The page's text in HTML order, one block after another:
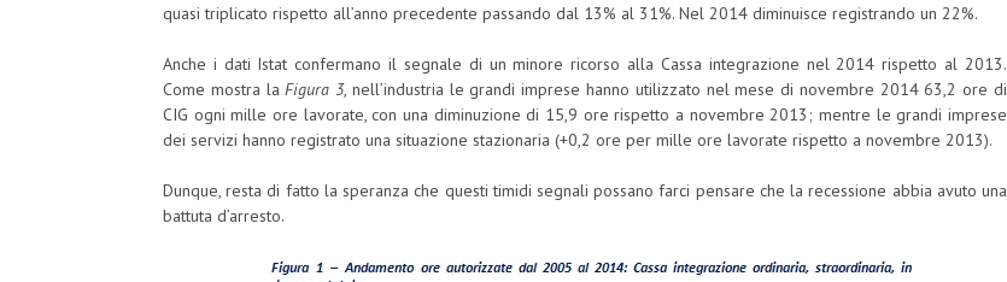
quasi triplicato rispetto all’anno precedente passando dal 13% al 31%. Nel 2014 diminuisce registrando un 22%.
Anche i dati Istat confermano il segnale di un minore ricorso alla Cassa integrazione nel 2014 rispetto al 2013.
Come mostra laFigura 3, nell’industria le grandi imprese hanno utilizzato nel mese di novembre 2014 63,2 ore di
CIG ogni mille ore lavorate, con una diminuzione di 15,9 ore rispetto a novembre 2013; mentre le grandi imprese
dei servizi hanno registrato una situazione stazionaria (+0,2 ore per mille ore lavorate rispetto a novembre 2013).
Dunque, resta di fatto la speranza che questi timidi segnali possano farci pensare che la recessione abbia avuto una
battuta d’arresto.